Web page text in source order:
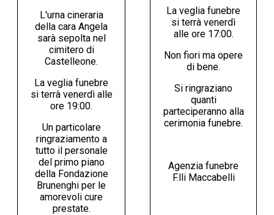
L'urna cineraria
della cara Angela
sarà sepolta nel
cimitero di
Castelleone.
La veglia funebre
si terrà venerdì alle
ore 19:00.
Un particolare
ringraziamento a
tutto il personale
del primo piano
della Fondazione
Brunenghi per le
amorevoli cure
prestate.
La veglia funebre
si terrà venerdì
alle ore 17:00.
Non fiori ma opere
di bene.
Si ringraziano
quanti
parteciperanno alla
cerimonia funebre.
Agenzia funebre
F.lli Maccabelli